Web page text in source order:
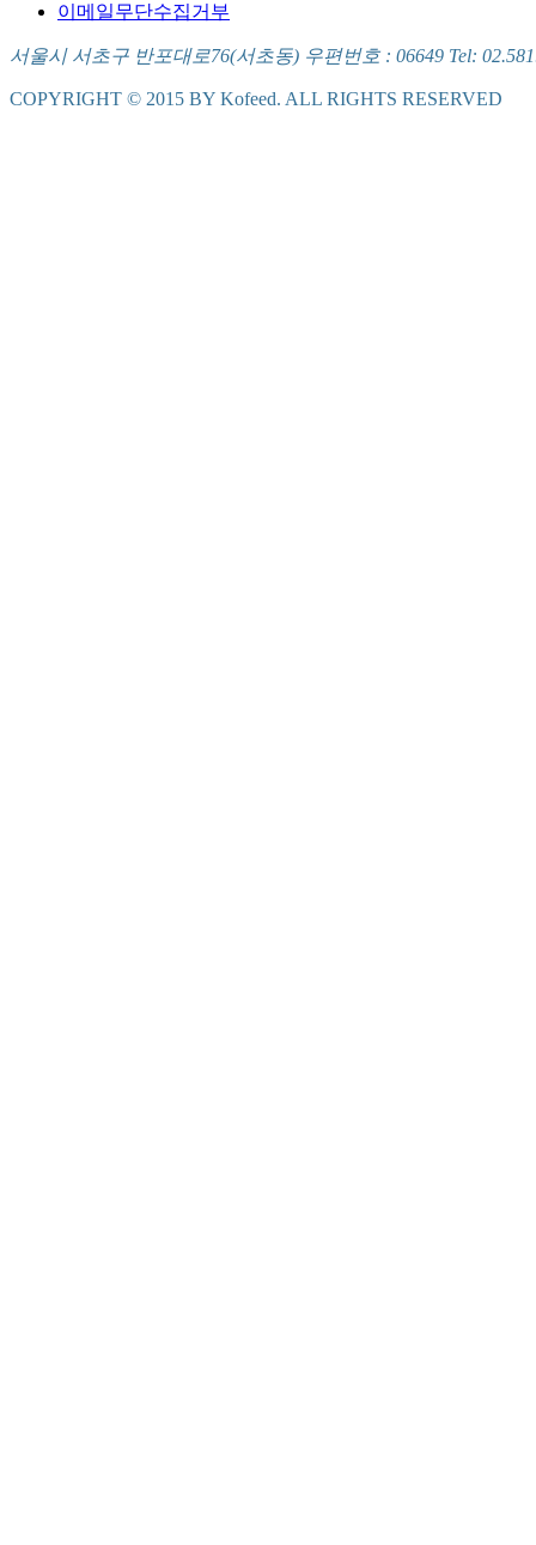
이메일무단수집거부
서울시 서초구 반포대로76(서초동) 우편번호 : 06649 Tel:
COPYRIGHT © 2015 BY Kofeed. ALL RIGHTS RESERVED